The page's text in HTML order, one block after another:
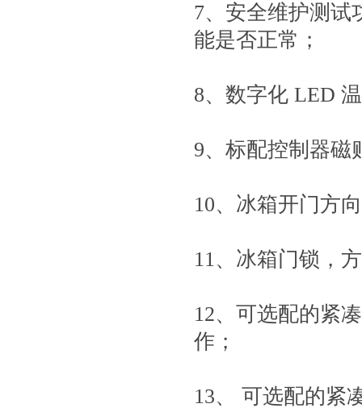
7、安全维护测试
能是否正常；
8、数字化 LED
9、标配控制器磁
10、冰箱开门方
11、冰箱门锁，
12、可选配的紧
作；
13、 可选配的紧